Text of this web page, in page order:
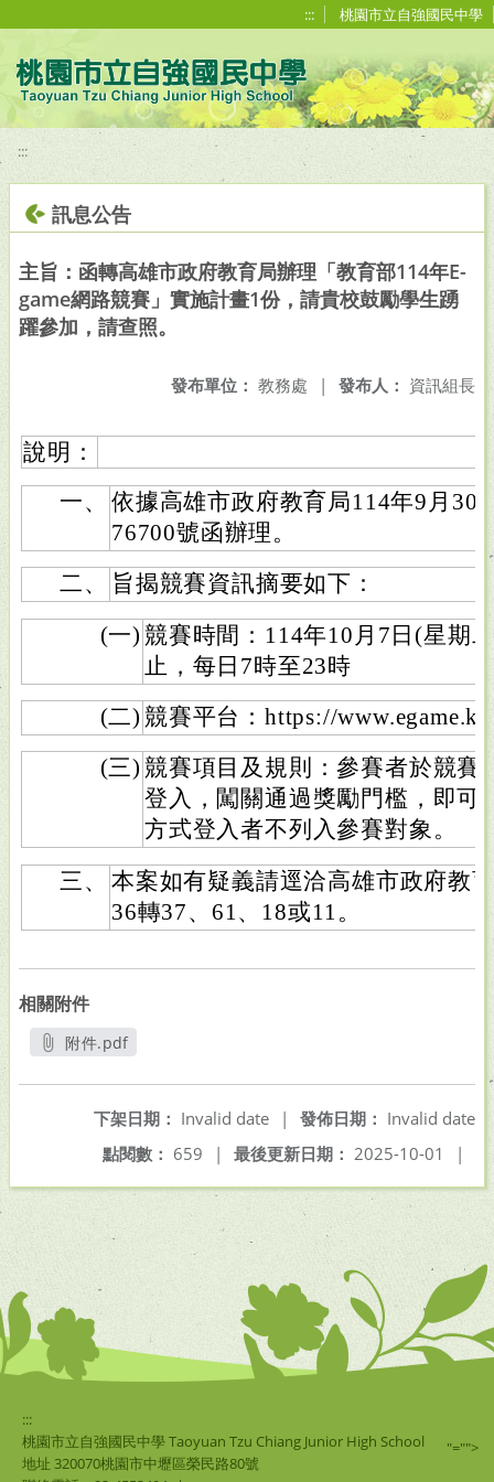
::: 桃園市立自強國民中學
:::
訊息公告
主旨：函轉高雄市政府教育局辦理「教育部114年E-
game網路競賽」實施計畫1份，請貴校鼓勵學生踴
躍參加，請查照。
發布人： 資訊組長
發布單位： 教務處 |
說明：
一、
依據高雄市政府教育局114年9月30
76700號函辦理。
二、
旨揭競賽資訊摘要如下：
(一) 競賽時間：114年10月7日(星期
止，每日7時至23時
(二) 競賽平台：https://
(三) 競賽項目及規則：參賽者於競賽
登入，闖關通過獎勵門檻，即可
方式登入者不列入參賽對象。
三、
本案如有疑義請逕洽高雄市政府教
36轉37、61、18或11。
相關附件
附件.pdf
發佈日期： Invalid date
下架日期： Invalid date
|
最後更新日期： 2025-10-01 |
點閱數： 659 |
:::
桃園市立自強國民中學 Taoyuan Tzu Chiang Junior High School
地址 320070桃園市中壢區榮民路80號
"="">